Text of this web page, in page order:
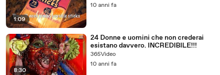
1:09
10 anni fa
8:30
24 Donne e uomini che non crederai
esistano davvero. INCREDIBILE!!!
365Video
10 anni fa